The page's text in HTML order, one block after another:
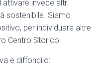
invece altri
sostenibile. Siamo
per individuare altre
Centro Storico.
e diffondilo: